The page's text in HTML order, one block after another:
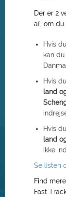
Der er 2
af, om du
Hvis
kan
Hvis
land
Hvis
land
ikke
Se listen
Find
Fast